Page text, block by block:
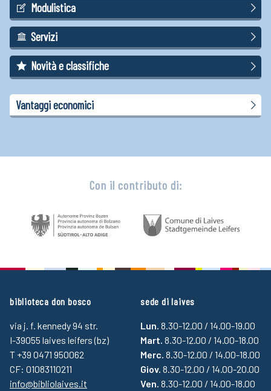
Modulistica
Servizi
Novità e classifiche
Vantaggi economici
Con il contributo di:
biblioteca don bosco
via j. f. kennedy 94 str.
I-39055 laives leifers (bz)
T +39 0471 950062
CF: 01083110211
info@bibliolaives.it
sede di laives
Lun. 8.30-12.00 / 14.00-19.00
Mart. 8.30-12.00 / 14.00-18.00
Merc. 8.30-12.00 / 14.00-18.00
Giov. 8.30-12.00 / 14.00-20.00
Ven. 8.30-12.00 / 14.00-18.00